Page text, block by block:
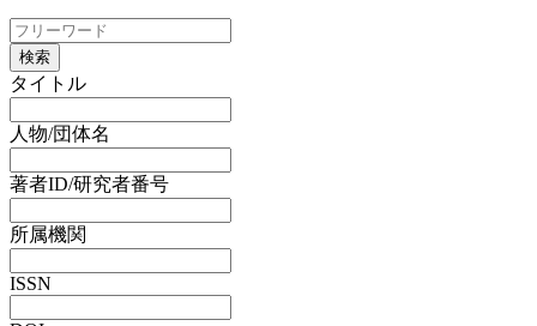
検索
タイトル
人物/団体名
著者ID/研究者番号
所属機関
ISSN